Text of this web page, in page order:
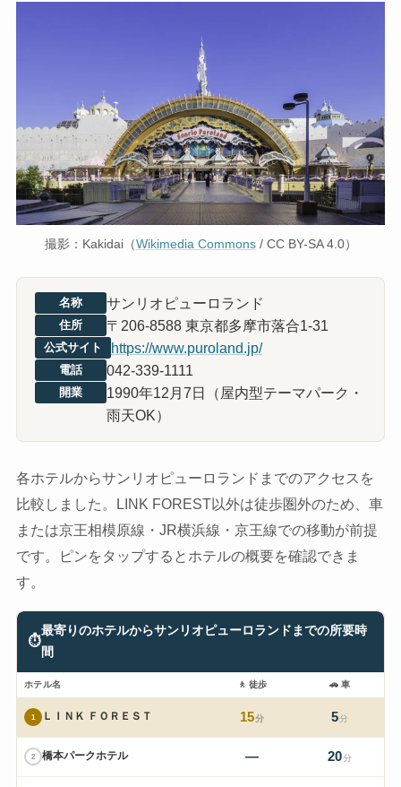
撮影：Kakidai（Wikimedia Commons/ CC BY-SA 4.0）
名称 サンリオピューロランド
住所 〒206-8588 東京都多摩市落合1-31
公式サイト https://www.puroland.jp/
電話 042-339-1111
開業
1990年12月7日（屋内型テーマパーク・
雨天OK）
各ホテルからサンリオピューロランドまでのアクセスを
比較しました。LINK FOREST以外は徒歩圏外のため、車
または京王相模原線・JR横浜線・京王線での移動が前提
です。ピンをタップするとホテルの概要を確認できま
す。
⏱
最寄りのホテルからサンリオピューロランドまでの所要時
間
ホテル名 🚶 徒歩 🚗 車
1 ＬＩＮＫ ＦＯＲＥＳＴ 15分 5分
2 橋本パークホテル — 20分